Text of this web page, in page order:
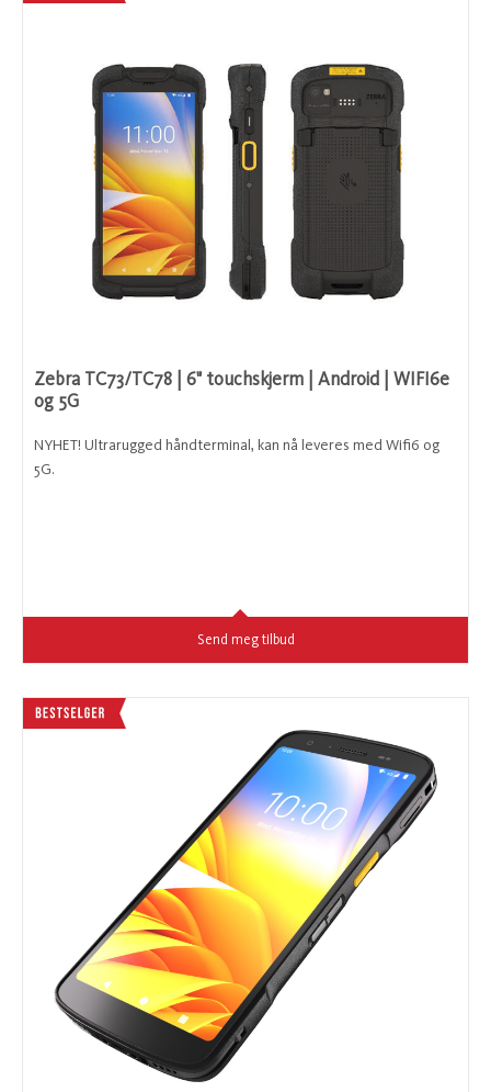
Zebra TC73/TC78 | 6" touchskjerm | Android | WIFI6e
og 5G
NYHET! Ultrarugged håndterminal, kan nå leveres med Wifi6 og
5G.
Send meg tilbud